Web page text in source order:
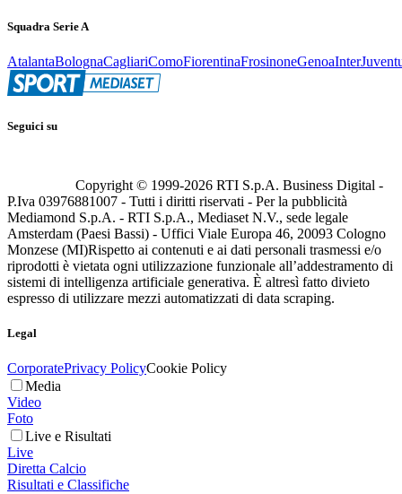
Squadra Serie A
AtalantaBolognaCagliariComoFiorentinaFrosinoneGenoaInter
Seguici su
Copyright © 1999-2026 RTI S.p.A. Business Digital -
P.Iva 03976881007 - Tutti i diritti riservati - Per la pubblicità
Mediamond S.p.A. - RTI S.p.A., Mediaset N.V., sede legale
Amsterdam (Paesi Bassi) - Uffici Viale Europa 46, 20093 Cologno
Monzese (MI)Rispetto ai contenuti e ai dati personali trasmessi e/o
riprodotti è vietata ogni utilizzazione funzionale all’addestramento di
sistemi di intelligenza artificiale generativa. È altresì fatto divieto
espresso di utilizzare mezzi automatizzati di data scraping.
Legal
CorporatePrivacy PolicyCookie Policy
Media
Video
Foto
Live e Risultati
Live
Diretta Calcio
Risultati e Classifiche